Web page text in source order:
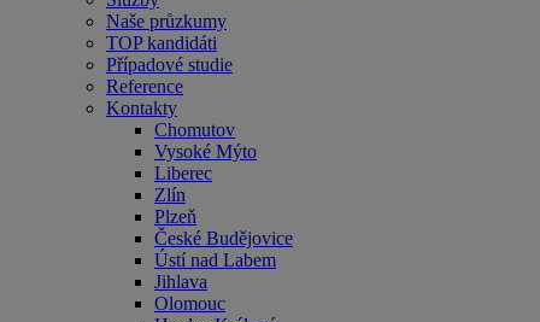
Naše průzkumy
TOP kandidáti
Případové studie
Reference
Kontakty
Chomutov
Vysoké Mýto
Liberec
Zlín
Plzeň
České Budějovice
Ústí nad Labem
Jihlava
Olomouc